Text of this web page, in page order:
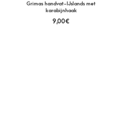
Grimas handvat-IJslands met
karabijnhaak
9,00€